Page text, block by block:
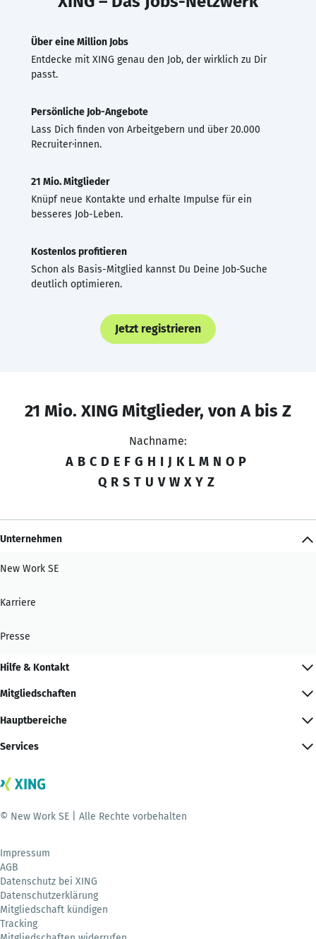
Über eine Million Jobs
Entdecke mit XING genau den Job, der wirklich zu Dir
passt.
Persönliche Job-Angebote
Lass Dich finden von Arbeitgebern und über 20.000
Recruiter·innen.
21 Mio. Mitglieder
Knüpf neue Kontakte und erhalte Impulse für ein
besseres Job-Leben.
Kostenlos profitieren
Schon als Basis-Mitglied kannst Du Deine Job-Suche
deutlich optimieren.
Jetzt registrieren
21 Mio. XING Mitglieder, von A bis Z
Nachname:
A B C D E F G H I J K L M N O P
Q R S T U V W X Y Z
Unternehmen
New Work SE
Karriere
Presse
Hilfe & Kontakt
Mitgliedschaften
Hauptbereiche
Services
© New Work SE | Alle Rechte vorbehalten
Impressum
AGB
Datenschutz bei XING
Datenschutzerklärung
Mitgliedschaft kündigen
Tracking